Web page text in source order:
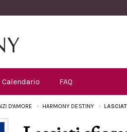
Calendario FAQ
D'AMORE HARMONY DESTINY